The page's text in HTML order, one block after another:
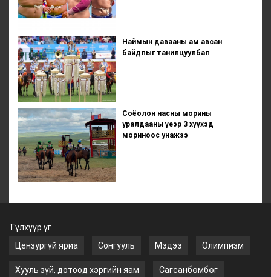
Наймын давааны ам авсан
байдлыг танилцуулбал
Соёолон насны морины
уралдааны үеэр 3 хүүхэд
мориноос унажээ
Түлхүүр үг
Цензургүй яриа
Сонгууль Мэдээ Олимпизм
Хууль зүй, дотоод хэргийн яам Сагсанбөмбөг